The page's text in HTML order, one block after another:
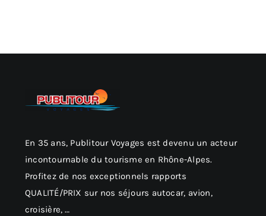
En 35 ans, Publitour Voyages est devenu un acteur
incontournable du tourisme en Rhône-Alpes.
Profitez de nos exceptionnels rapports
QUALITÉ/PRIX sur nos séjours autocar, avion,
croisière, …